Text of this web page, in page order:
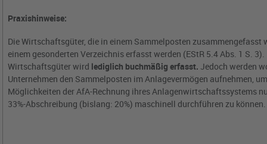
Praxishinweise:
Die Wirtschaftsgüter, die in einem Sammelposten zusammengefasst
einem gesonderten Verzeichnis erfasst werden (EStR 5.4 Abs. 1 S.
Wirtschaftsgüter wird lediglich buchmäßig erfasst. Jedoch werden
Unternehmen den Sammelposten im Anlagevermögen aufnehmen,
Möglichkeiten der AfA-Rechnung ihres Anlagenwirtschaftssystems
33%-Abschreibung (bislang: 20%) maschinell durchführen zu können.